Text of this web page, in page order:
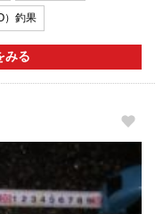
）釣果
みる